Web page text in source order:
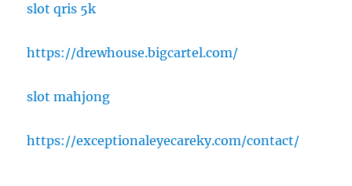
slot qris 5k
https://drewhouse.bigcartel.com/
slot mahjong
https://exceptionaleyecareky.com/contact/